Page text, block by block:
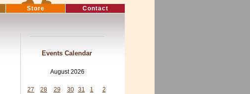
Store Contact
Events Calendar
August 2026
27
28 29 30 31 1
2